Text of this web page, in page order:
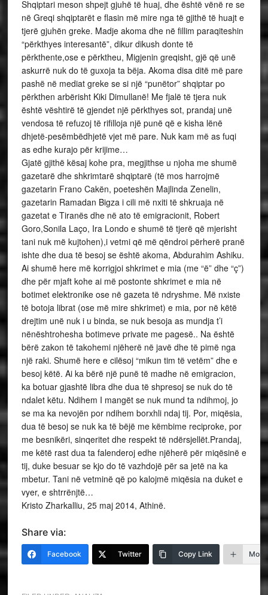
Shqiptari meson shpejt gjuhë të huaj, dhe është vënë re se
në Greqi shqiptarët e flasin më mire nga të gjithë të huajt e
tjerë gjuhën greke. Madje akoma dhe në fillim paraqiteshin
“përkthyes interesantë”, dikur dikush donte të
përkthente,ose e përktheu, Migjenin greqisht, gjë që unë
askurrë nuk do të guxoja ta bëja. Akoma disa ditë më pare
pashë në mediat greke se si një “punëtor” shqiptar po
përkthen arbërisht Kiki Dimullanë! Me fjalë të tjera nuk
është vështirë të gjendet një përkthyes sot, prandaj unë
vendosa të refuzoj të rifilloja një punë që e kisha lënë
dhjetë-pesëmbëdhjetë vjet më pare. Nuk kam më as fuqi
as edhe kurajo për krijime…
Gjatë gjithë kësaj kohe pra, megjithse u njoha me shumë
gazetarë dhe shkrimtarë shqiptarë (të mos harrojmë
gazetarin Frano Cakën, poeteshën Majlinda Zenelin,
gazetarin Ramadan Bigza i cili më nxiti të shkruaja në
gazetat e Tiranës dhe në ato të emigracionit, Robert
Goro,Sonila Laço, Ira Londo e shumë të tjerë që mjerisht
tani nuk më kujtohen),i vetmi që më qëndroi përherë pranë
ishte dhe dua të besoj se është akoma, Abdurahim Ashiku.
Ai shumë here më korrigjoi shkrimet e mia (me “ë” dhe “ç”)
dhe për mjaft kohe ai më postonte shkrimet e mia në
botimet elektronike ose në gazeta të ndryshme. Më nxiste
të botoja librat (ose më mire shkrimet) e mia, por në këtë
drejtim unë nuk i u binda, se nuk besoja as mundja t’i
nënështrohesha botimeve private me pagesë.. Na është
bërë zakon të takohemi njëherë në javë dhe të pimë nga
një raki. Shumë here e cilësoj “mikun tim të vetëm” dhe e
besoj këtë. Ai ka bërë një punë të madhe në emigracion,
ka botuar gjashtë libra dhe dua të shpresoj se nuk do të
ndalet këtu. Ndihem I mangët se nuk mund ta ndihmoj, jo
se ma ka nevojën por ndihem borxhli ndaj tij. Por, miqësia,
dua të besoj se nuk ka të bëjë me këmbime reciproke, por
me besnikëri, sinqeritet dhe respekt të ndërsjellët.Prandaj,
me këtë rast dua ta falenderoj edhe njëherë për miqësinë e
tij, duke besuar se kjo do të vazhdojë për sa jetë na ka
mbetur. Tani në vetminë që po kalojmë miqësia na duket e
vyer, e shtrrënjtë…
Kristo Zharkalliu, 25 maj 2014, Athinë.
Share via:
Facebook Twitter Copy Link More